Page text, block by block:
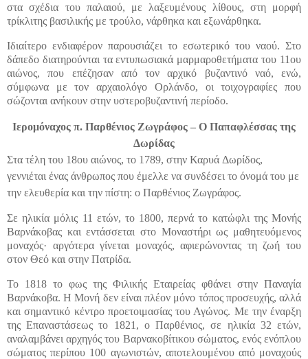
στα σχέδια του παλαιού, με λαξευμένους λίθους, στη μορφή
τρίκλιτης βασιλικής με τρούλο, νάρθηκα και εξωνάρθηκα.
Ιδιαίτερο ενδιαφέρον παρουσιάζει το εσωτερικό του ναού. Στο
δάπεδο διατηρούνται τα εντυπωσιακά μαρμαροθετήματα του 11ου
αιώνος, που επέζησαν από τον αρχικό βυζαντινό ναό, ενώ,
σύμφωνα με τον αρχαιολόγο Ορλάνδο, οι τοιχογραφίες που
σώζονται ανήκουν στην υστεροβυζαντινή περίοδο.
Ιερομόναχος π. Παρθένιος Ζωγράφος – Ο Παπαφλέσσας της
Δωρίδας
Στα τέλη του 18ου αιώνος, το 1789, στην Καρυά Δωρίδος,
γεννιέται ένας άνθρωπος που έμελλε να συνδέσει το όνομά του με
την ελευθερία και την πίστη: ο Παρθένιος Ζωγράφος.
Σε ηλικία μόλις 11 ετών, το 1800, περνά το κατώφλι της Μονής
Βαρνάκοβας και εντάσσεται στο Μοναστήρι ως μαθητευόμενος
μοναχός· αργότερα γίνεται μοναχός, αφιερώνοντας τη ζωή του
στον Θεό και στην Πατρίδα.
Το 1818 το φως της Φιλικής Εταιρείας φθάνει στην Παναγία
Βαρνάκοβα. Η Μονή δεν είναι πλέον μόνο τόπος προσευχής, αλλά
και σημαντικό κέντρο προετοιμασίας του Αγώνος. Με την έναρξη
της Επαναστάσεως το 1821, ο Παρθένιος, σε ηλικία 32 ετών,
αναλαμβάνει αρχηγός του Βαρνακοβίτικου σώματος, ενός ενόπλου
σώματος περίπου 100 αγωνιστών, αποτελουμένου από μοναχούς